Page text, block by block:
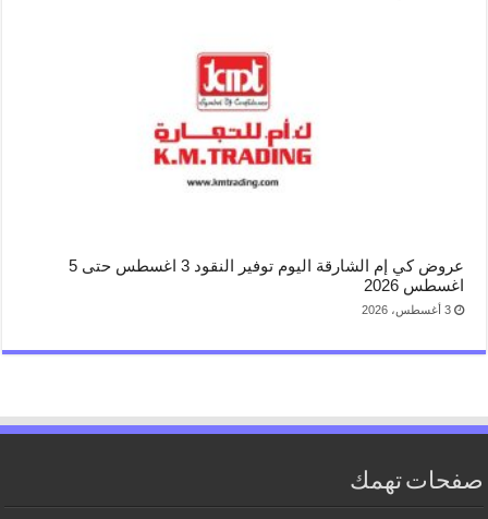
عروض كي إم الشارقة اليوم توفير النقود 3 اغسطس حتى 5
اغسطس 2026
3 أغسطس، 2026
صفحات تهمك